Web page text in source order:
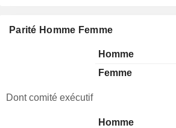
Parité Homme Femme
Homme
Femme
Dont comité exécutif
Homme